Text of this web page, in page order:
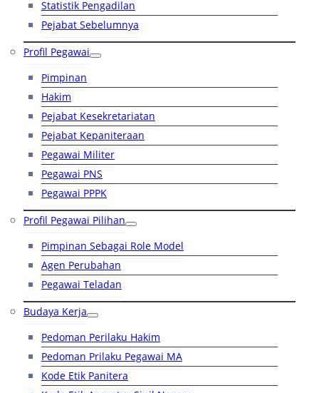
Statistik Pengadilan
Pejabat Sebelumnya
Profil Pegawai
Pimpinan
Hakim
Pejabat Kesekretariatan
Pejabat Kepaniteraan
Pegawai Militer
Pegawai PNS
Pegawai PPPK
Profil Pegawai Pilihan
Pimpinan Sebagai Role Model
Agen Perubahan
Pegawai Teladan
Budaya Kerja
Pedoman Perilaku Hakim
Pedoman Prilaku Pegawai MA
Kode Etik Panitera